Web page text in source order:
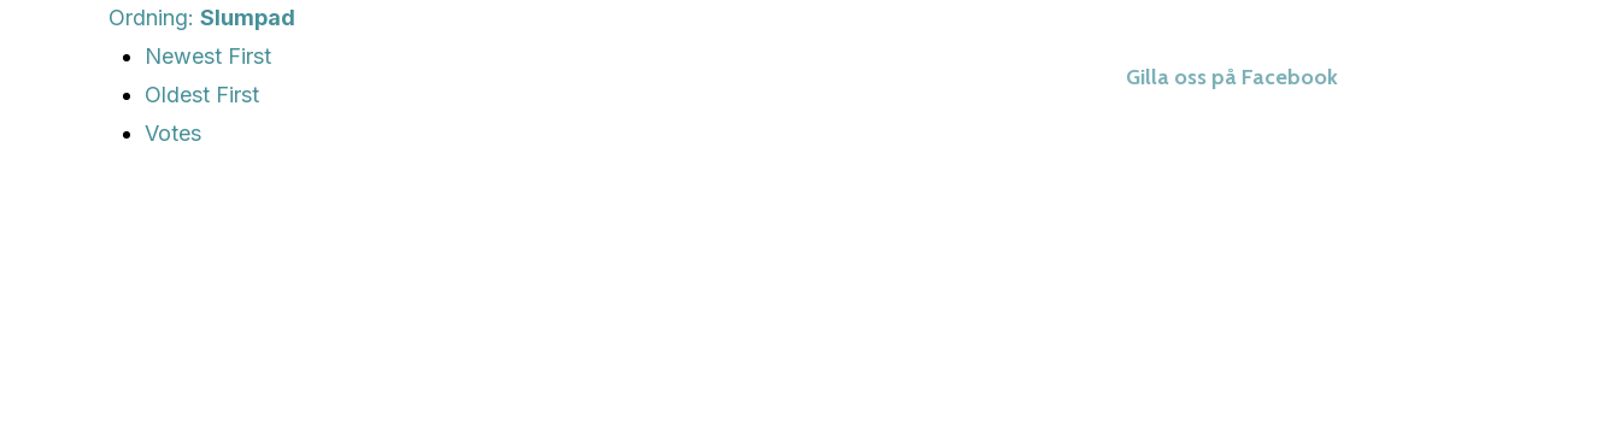
Ordning: Slumpad
Newest First
Oldest First
Votes
Gilla oss på Facebook